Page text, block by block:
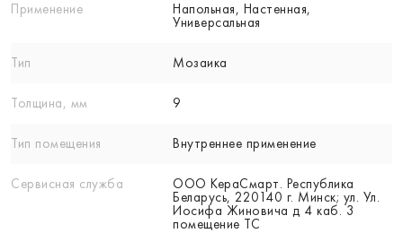
Применение
Напольная, Настенная,
Универсальная
Тип Мозаика
Толщина, мм 9
Тип помещения Внутреннее применение
Сервисная служба
ООО КераСмарт. Республика
Беларусь, 220140 г. Минск; ул. Ул.
Иосифа Жиновича д 4 каб. 3
помещение ТС